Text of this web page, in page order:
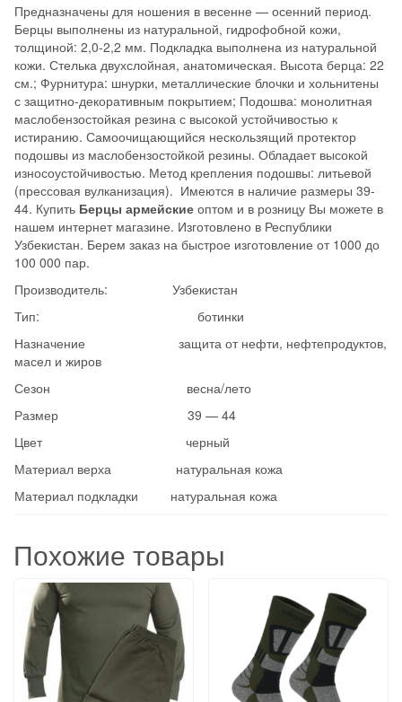
Предназначены для ношения в весенне — осенний период.
Берцы выполнены из натуральной, гидрофобной кожи,
толщиной: 2,0-2,2 мм. Подкладка выполнена из натуральной
кожи. Стелька двухслойная, анатомическая. Высота берца: 22
см.; Фурнитура: шнурки, металлические блочки и хольнитены
с защитно-декоративным покрытием; Подошва: монолитная
маслобензостойкая резина с высокой устойчивостью к
истиранию. Самоочищающийся нескользящий протектор
подошвы из маслобензостойкой резины. Обладает высокой
износоустойчивостью. Метод крепления подошвы: литьевой
(прессовая вулканизация). Имеются в наличие размеры 39-
44. Купить Берцы армейские оптом и в розницу Вы можете в
нашем интернет магазине. Изготовлено в Республики
Узбекистан. Берем заказ на быстрое изготовление от 1000 до
100 000 пар.
Производитель: Узбекистан
Тип: ботинки
Назначение защита от нефти, нефтепродуктов,
масел и жиров
Сезон весна/лето
Размер 39 — 44
Цвет черный
Материал верха натуральная кожа
Материал подкладки натуральная кожа
Похожие товары